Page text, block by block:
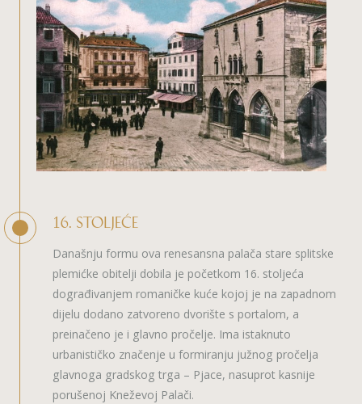
16. STOLJEĆE
Današnju formu ova renesansna palača stare splitske
plemićke obitelji dobila je početkom 16. stoljeća
dograđivanjem romaničke kuće kojoj je na zapadnom
dijelu dodano zatvoreno dvorište s portalom, a
preinačeno je i glavno pročelje. Ima istaknuto
urbanističko značenje u formiranju južnog pročelja
glavnoga gradskog trga – Pjace, nasuprot kasnije
porušenoj Kneževoj Palači.